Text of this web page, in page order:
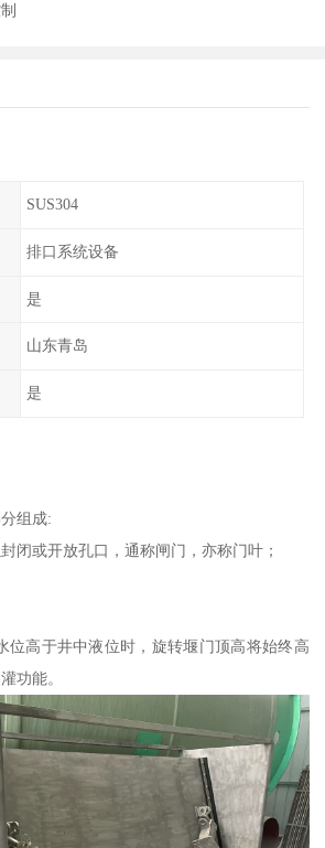
SUS304
排口系统设备
是
山东青岛
是
组成:
闭或开放孔口，通称闸门，亦称门叶；
位高于井中液位时，旋转堰门顶高将始终高
功能。